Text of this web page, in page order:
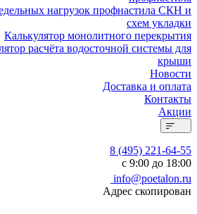
нагрузок профнастила СКН и
схем укладки
Калькулятор монолитного перекрытия
расчёта водосточной системы для
крыши
Новости
Доставка и оплата
Контакты
Акции
8 (495) 221-64-55
с 9:00 до 18:00
info@poetalon.ru
Адрес скопирован